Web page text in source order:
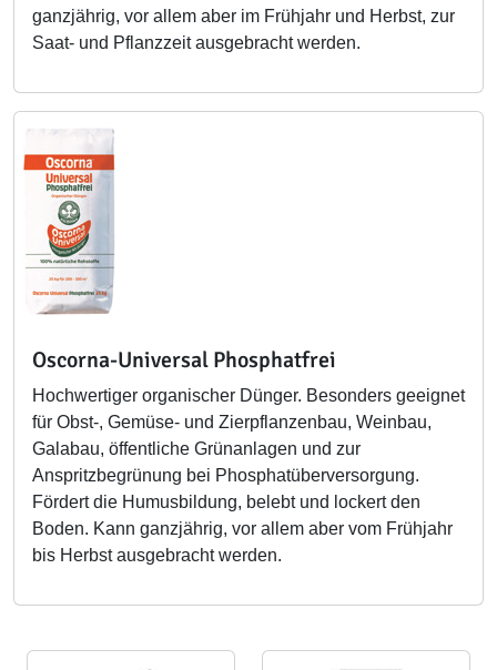
ganzjährig, vor allem aber im Frühjahr und Herbst, zur
Saat- und Pflanzzeit ausgebracht werden.
Oscorna-Universal Phosphatfrei
Hochwertiger organischer Dünger. Besonders geeignet
für Obst-, Gemüse- und Zierpflanzenbau, Weinbau,
Galabau, öffentliche Grünanlagen und zur
Anspritzbegrünung bei Phosphatüberversorgung.
Fördert die Humusbildung, belebt und lockert den
Boden. Kann ganzjährig, vor allem aber vom Frühjahr
bis Herbst ausgebracht werden.